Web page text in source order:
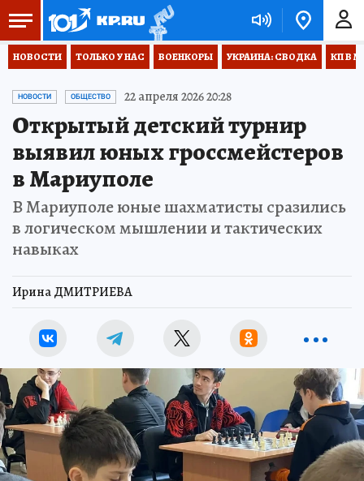
НОВОСТИ ТОЛЬКО У НАС ВОЕНКОРЫ УКРАИНА: СВОДКА КП В
НОВОСТИ ОБЩЕСТВО 22 апреля 2026 20:28
Открытый детский турнир
выявил юных гроссмейстеров
в Мариуполе
В Мариуполе юные шахматисты сразились
в логическом мышлении и тактических
навыках
Ирина ДМИТРИЕВА